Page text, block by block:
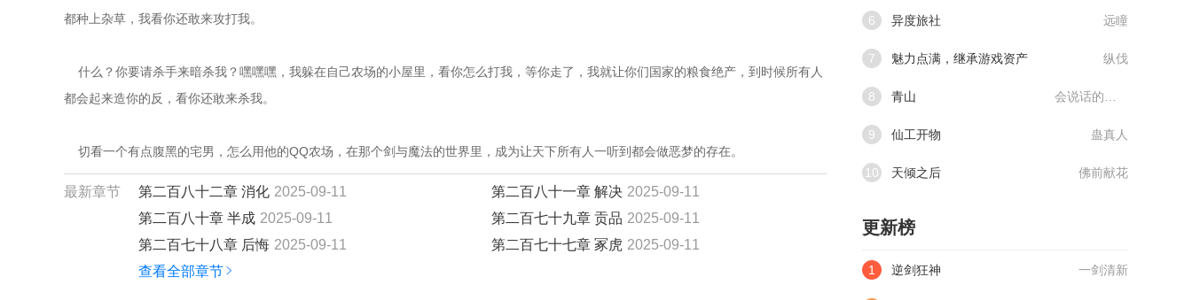
都种上杂草，我看你还敢来攻打我。
什么？你要请杀手来暗杀我？嘿嘿嘿，我躲在自己农场的小屋里，看你怎么打我，等你走了，我就让你们国家的粮食绝产，到时候所有人
都会起来造你的反，看你还敢来杀我。
切看一个有点腹黑的宅男，怎么用他的QQ农场，在那个剑与魔法的世界里，成为让天下所有人一听到都会做恶梦的存在。
最新章节 第二百八十二章 消化 2025-09-11 第二百八十一章 解决 2025-09-11
第二百八十章 半成 2025-09-11 第二百七十九章 贡品 2025-09-11
第二百七十八章 后悔 2025-09-11 第二百七十七章 冢虎 2025-09-11
查看全部章节
6 异度旅社 远瞳
7 魅力点满，继承游戏资产 纵伐
8 青山
9 仙工开物 蛊真人
10 天倾之后 佛前献花
更新榜
1 逆剑狂神 一剑清新